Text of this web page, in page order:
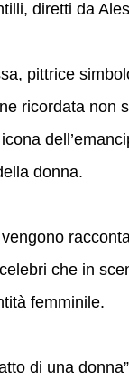
diretti da
pittrice
ricordata non
donna.
che in
femminile.
di una